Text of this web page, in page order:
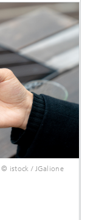
© istock / JGalione